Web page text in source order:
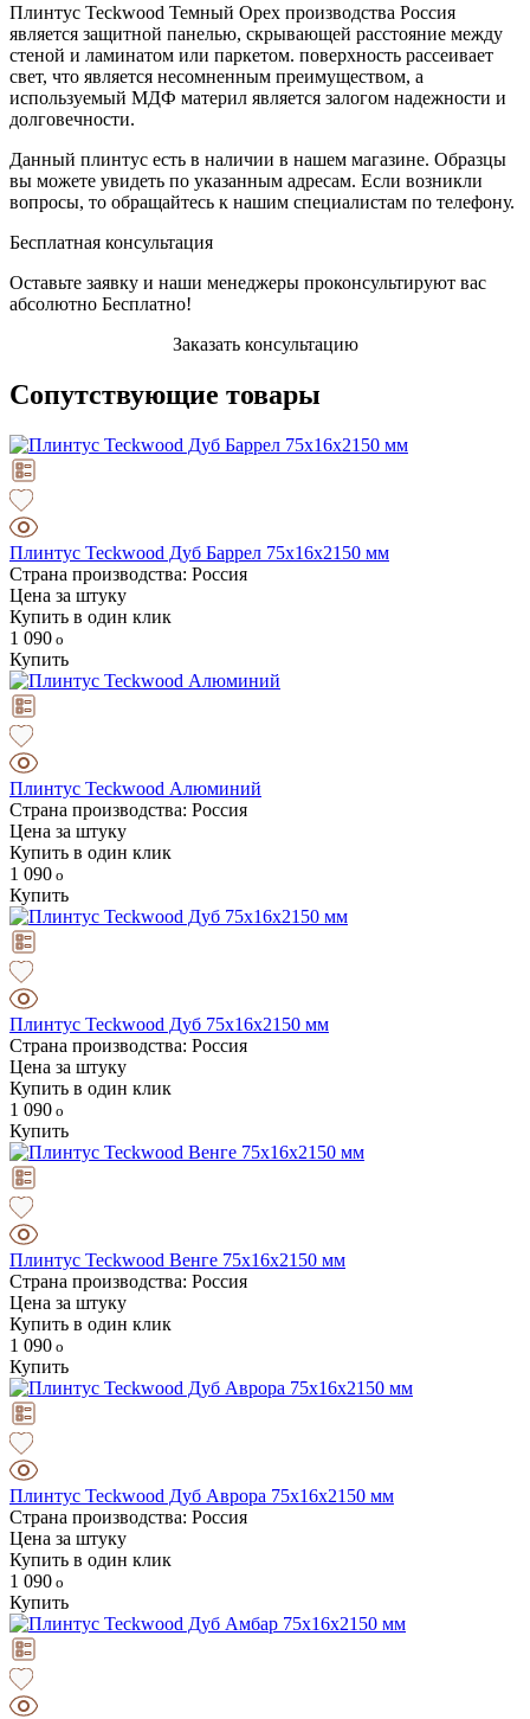
Плинтус Teckwood Темный Орех производства Россия
является защитной панелью, скрывающей расстояние между
стеной и ламинатом или паркетом. поверхность рассеивает
свет, что является несомненным преимуществом, а
используемый МДФ материл является залогом надежности и
долговечности.
Данный плинтус есть в наличии в нашем магазине. Образцы
вы можете увидеть по указанным адресам. Если возникли
вопросы, то обращайтесь к нашим специалистам по телефону.
Бесплатная консультация
Оставьте заявку и наши менеджеры проконсультируют вас
абсолютно Бесплатно!
Заказать консультацию
Сопутствующие товары
Плинтус Teckwood Дуб Баррел 75х16х2150 мм
Страна производства: Россия
Цена за штуку
Купить в один клик
1 090
Купить
Плинтус Teckwood Алюминий
Страна производства: Россия
Цена за штуку
Купить в один клик
1 090
Купить
Плинтус Teckwood Дуб 75х16х2150 мм
Страна производства: Россия
Цена за штуку
Купить в один клик
1 090
Купить
Плинтус Teckwood Венге 75х16х2150 мм
Страна производства: Россия
Цена за штуку
Купить в один клик
1 090
Купить
Плинтус Teckwood Дуб Аврора 75х16х2150 мм
Страна производства: Россия
Цена за штуку
Купить в один клик
1 090
Купить